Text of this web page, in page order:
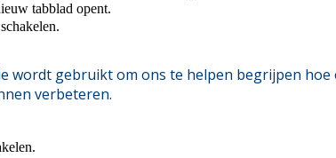
tabblad opent.
wordt gebruikt om ons te helpen begrijpen
verbeteren.